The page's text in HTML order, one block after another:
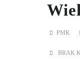
PMK
BRAK